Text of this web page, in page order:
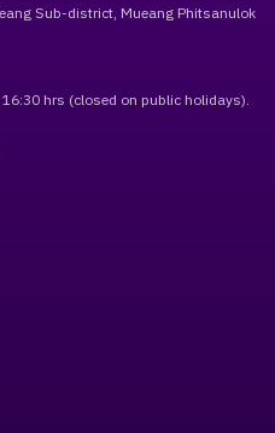
Sub-district, Mueang Phitsanulok
hrs (closed on public holidays).